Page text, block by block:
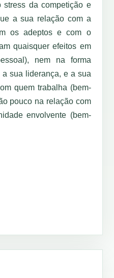
stress da competição e
a sua relação com a
os adeptos e com o
quaisquer efeitos em
nem na forma
sua liderança, e a sua
quem trabalha (bem-
pouco na relação com
envolvente (bem-